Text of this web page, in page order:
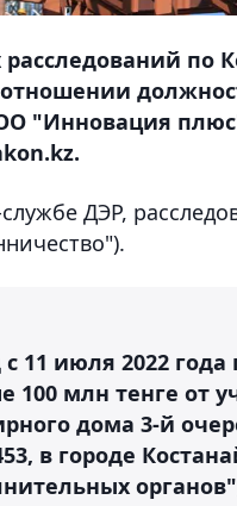
по
отношении
"Инновация
ДЭР,
11 июля 2022
млн тенге от
дома 3-й
в городе